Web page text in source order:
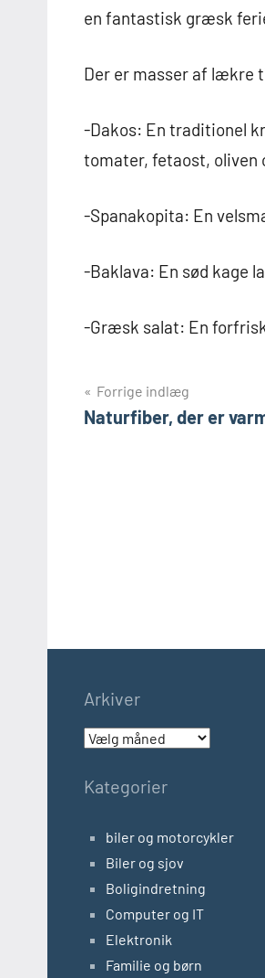
en fantastisk græsk
Der er masser af lækre
-Dakos: En traditionel
tomater, fetaost, oliven
-Spanakopita: En
-Baklava: En sød kage
-Græsk salat: En
Forrige indlæg
Naturfiber, der er
Arkiver
Arkiver
Kategorier
biler og motorcykler
Biler og sjov
Boligindretning
Computer og IT
Elektronik
Familie og børn